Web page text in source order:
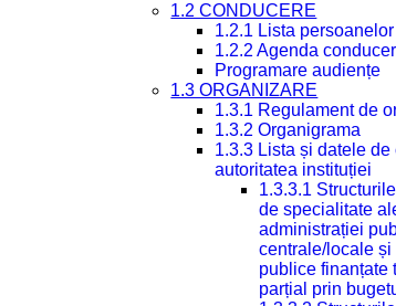
1.2 CONDUCERE
1.2.1 Lista
1.2.2 Agenda
Programare audiențe
1.3 ORGANIZARE
1.3.1 Regulament de
1.3.2 Organigrama
1.3.3 Lista și datele
autoritatea instituției
1.3.3.1
de specialitate
administrației
centrale/locale
publice finanțate
parțial prin